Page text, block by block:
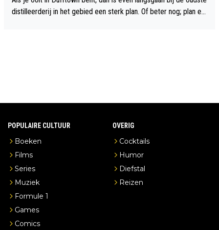
distilleerderij in het gebied een sterk plan. Of beter nog; plan ee
POPULAIRE CULTUUR
Boeken
Films
Series
Muziek
Formule 1
Games
Comics
OVERIG
Cocktails
Humor
Diefstal
Reizen